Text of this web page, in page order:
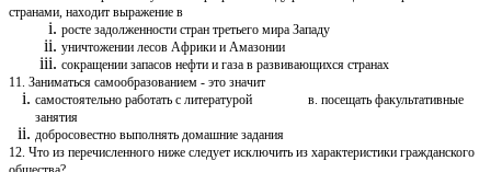
странами, находит выражение в
росте задолженности стран третьего мира Западу
уничтожении лесов Африки и Амазонии
сокращении запасов нефти и газа в развивающихся странах
11. Заниматься самообразованием - это значит
самостоятельно работать с литературой в. посещать факультативные
занятия
добросовестно выполнять домашние задания
12. Что из перечисленного ниже следует исключить из характеристики гражданского